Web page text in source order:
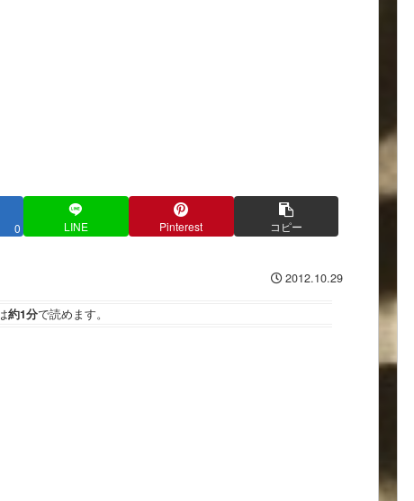
0 LINE Pinterest コピー
2012.10.29
約1分で読めます。